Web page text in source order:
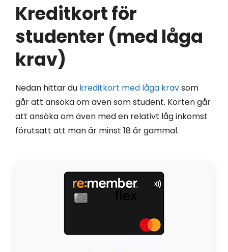
Kreditkort för
studenter (med låga
krav)
Nedan hittar du kreditkort med låga kravsom
går att ansöka om även som student. Korten går
att ansöka om även med en relativt låg inkomst
förutsatt att man är minst 18 år gammal.